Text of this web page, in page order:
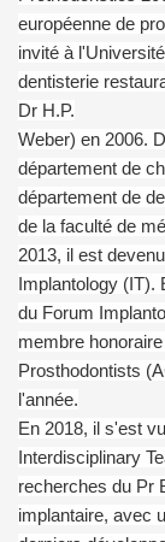
européenne de
invité à
dentisterie
Dr H.P.
Weber) en 2006.
département de
département de
de la faculté de
2013, il est
Implantology (IT).
du Forum
membre
Prosthodontists
l'année.
En 2018, il s'est
Interdisciplinary
recherches du Pr
implantaire, avec